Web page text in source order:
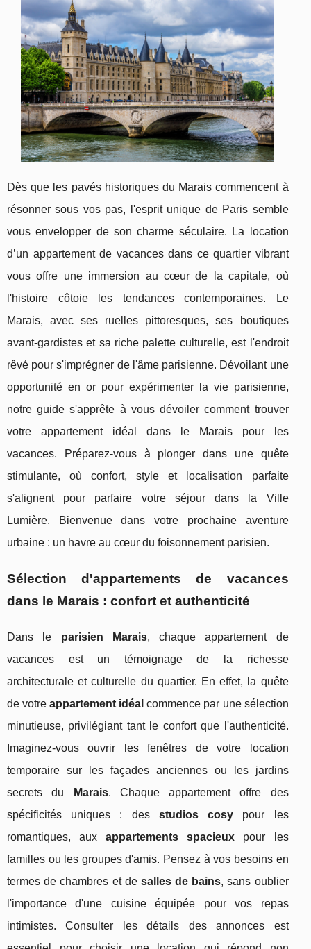
Dès que les pavés historiques du Marais commencent à
résonner sous vos pas, l'esprit unique de Paris semble
vous envelopper de son charme séculaire. La location
d’un appartement de vacances dans ce quartier vibrant
vous offre une immersion au cœur de la capitale, où
l'histoire côtoie les tendances contemporaines. Le
Marais, avec ses ruelles pittoresques, ses boutiques
avant-gardistes et sa riche palette culturelle, est l'endroit
rêvé pour s'imprégner de l'âme parisienne. Dévoilant une
opportunité en or pour expérimenter la vie parisienne,
notre guide s'apprête à vous dévoiler comment trouver
votre appartement idéal dans le Marais pour les
vacances. Préparez-vous à plonger dans une quête
stimulante, où confort, style et localisation parfaite
s'alignent pour parfaire votre séjour dans la Ville
Lumière. Bienvenue dans votre prochaine aventure
urbaine : un havre au cœur du foisonnement parisien.
Sélection d'appartements de vacances
dans le Marais : confort et authenticité
Dans le parisien Marais, chaque appartement de
vacances est un témoignage de la richesse
architecturale et culturelle du quartier. En effet, la quête
de votreappartement idéal commence par une sélection
minutieuse, privilégiant tant le confort que l'authenticité.
Imaginez-vous ouvrir les fenêtres de votre location
temporaire sur les façades anciennes ou les jardins
secrets du
Marais. Chaque appartement offre des
spécificités uniques : des studios cosy pour les
romantiques, auxappartements spacieux pour les
familles ou les groupes d'amis. Pensez à vos besoins en
termes de chambres et de salles de bains, sans oublier
l'importance d'une cuisine équipée pour vos repas
intimistes. Consulter les détails des annonces est